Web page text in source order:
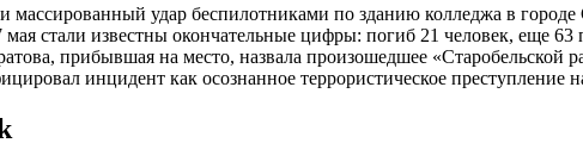
удар беспилотниками по зданию колледжа в
стали известны окончательные цифры: погиб 21 человек, еще
прибывшая на место, назвала произошедшее «Старобельской
инцидент как осознанное террористическое преступление